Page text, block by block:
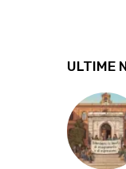
ULTIME